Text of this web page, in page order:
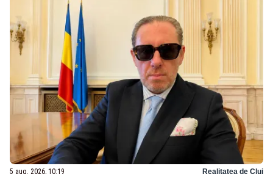
5 aug. 2026, 10:19 Realitatea de Cluj